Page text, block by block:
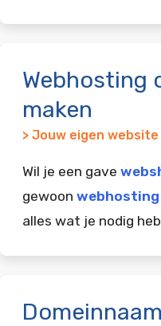
Webhosting
maken
> Jouw eigen
Wil je een gave
gewoon webhosting
alles wat je nodig